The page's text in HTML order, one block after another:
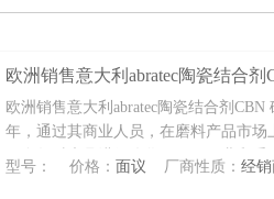
欧洲销售意大利abratec陶瓷结合剂
欧洲销售意大利abratec陶瓷结合剂
年，通过其商业人员，在磨料产品市
们多年对磨具进行优化，用于工业和手
型号： 价格： 面议 厂商性质：经